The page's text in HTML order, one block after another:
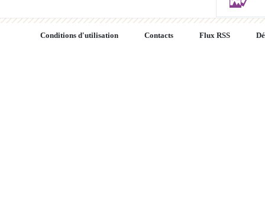
Conditions d'utilisation Contacts Flux RSS